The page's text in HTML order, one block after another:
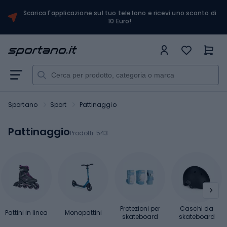
Scarica l'applicazione sul tuo telefono e ricevi uno sconto di
10 Euro!
Sportano Sport Pattinaggio
PattinaggioProdotti: 543
Pattini in linea Monopattini
Protezioni per
skateboard
Caschi da
skateboard